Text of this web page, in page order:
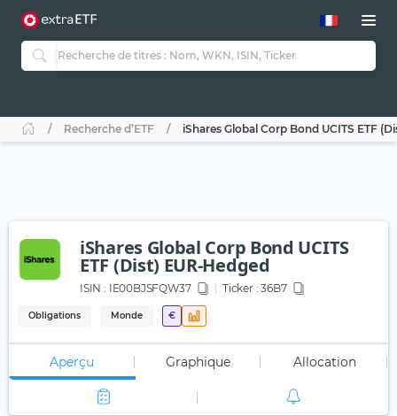
Recherche d’ETF iShares Global Corp Bond UCITS ETF
iShares Global Corp Bond UCITS
ETF (Dist) EUR-Hedged
ISIN : IE00BJSFQW37 Ticker : 36B7
Obligations Monde €
Aperçu Graphique Allocation